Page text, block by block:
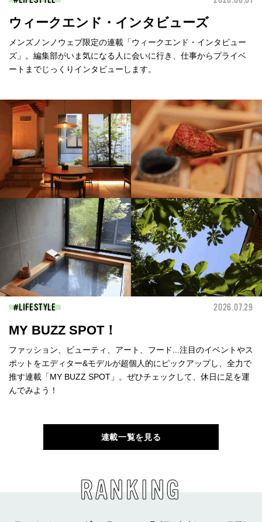
ウィークエンド・インタビューズ
メンズノンノウェブ限定の連載「ウィークエンド・インタビュー
ズ」。編集部がいま気になる人に会いに行き、仕事からプライベ
ートまでじっくりインタビューします。
LIFESTYLE 2026.07.29
MY BUZZ SPOT！
ファッション、ビューティ、アート、フード...注目のイベントやス
ポットをエディター&モデルが超個人的にピックアップし、全力で
推す連載「MY BUZZ SPOT」。ぜひチェックして、休日に足を運
んでみよう！
連載一覧を見る
RANKING